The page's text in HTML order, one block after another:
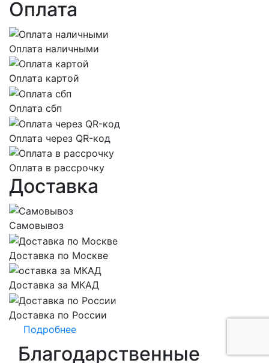
Оплата
Оплата наличными
Оплата картой
Оплата сбп
Оплата через QR-код
Оплата в рассрочку
Доставка
Самовывоз
Доставка по Москве
Доставка за МКАД
Доставка по России
Подробнее
Благодарственные